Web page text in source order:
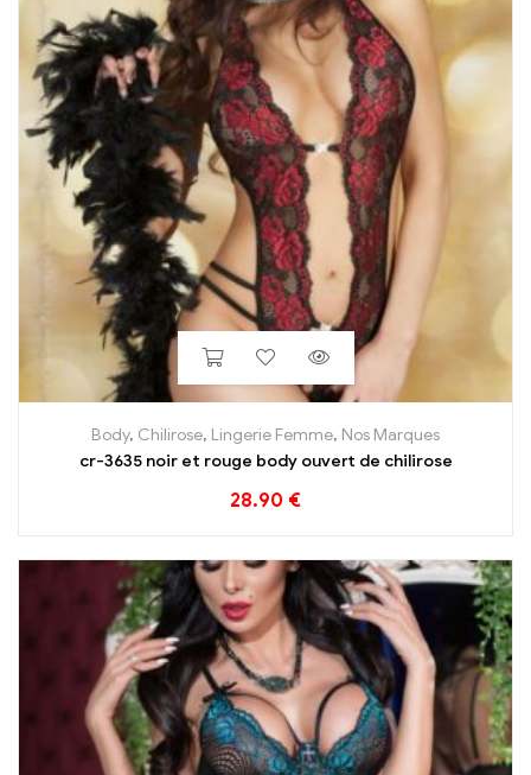
Body, Chilirose, Lingerie Femme, Nos Marques
cr-3635 noir et rouge body ouvert de chilirose
28.90 €